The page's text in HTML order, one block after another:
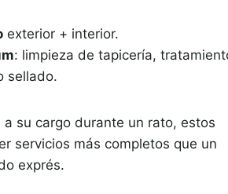
exterior + interior.
: limpieza de tapicería,
sellado.
su cargo durante un rato, estos
servicios más completos que un
exprés.